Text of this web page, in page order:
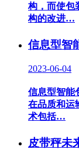
构，而使包
构的改进…
信息型智
2023-06-04
信息型智能
在品质和运
术包括…
皮带秤未